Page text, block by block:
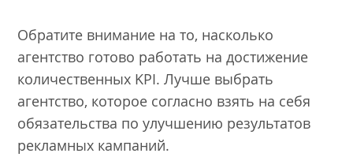
Обратите внимание на то, насколько
агентство готово работать на достижение
количественных KPI. Лучше выбрать
агентство, которое согласно взять на себя
обязательства по улучшению результатов
рекламных кампаний.